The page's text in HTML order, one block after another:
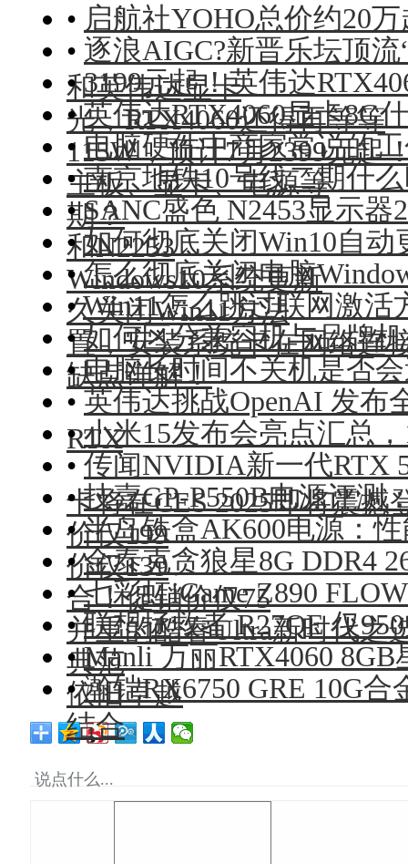
• 启航社YOHO总价约20
• 逐浪AIGC?新晋乐坛顶
和英伟达显卡
•3199元起！英伟达
光，RTX4060还得再等等
•英伟达RTX4060显卡8G
115W，预计7月2399元起
• 电脑硬件中商家常说的
主板、显卡、电源等
•南京地铁10号线二期什
期？
•SANC盛色 N2453显示器
和N2253
•如何彻底关闭Win10自
Windows10系统更新
•怎么彻底关闭电脑
久关闭Win11方法
•Win11怎么跳过联网激
置，安装系统卡在网络连
•如何区分兼容机与品牌
缺点详解！
•电脑长时间不关机是否
• 英伟达挑战OpenAI 发布
RTX
•小米15发布会亮点汇总
• 传闻NVIDIA新一代RTX
卡将在CES 2025即将震撼
•技嘉GP-P550B电源评测
价仅199
•半岛铁盒AK600电源：
价仅139
•金泰克贪狼星8G DDR4
合！促销价仅75
•七彩虹iGame Z890
并重的酷睿Ultra新时代之
•联想拯救者 R27QE 仅
典范
•Manli 万丽RTX4060
依旧卓越
•瀚铠RX6750 GRE 10G
结合
说点什么...